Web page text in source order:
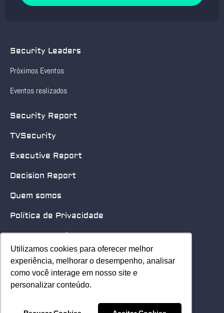
Utilizamos cookies para oferecer melhor
experiência, melhorar o desempenho, analisar
como você interage em nosso site e
personalizar conteúdo.
Utilizamos cookies para oferecer melhor
experiência, melhorar o desempenho, analisar
como você interage em nosso site e
personalizar conteúdo.
Security Leaders
Próximos Eventos
Eventos realizados
Security Report
TVSecurity
Executive Report
Decision Report
Quem somos
Política de Privacidade
Quero patrocinar
Contato
Home
© 2025 Security Leader. Todos os Direitos Reservados.